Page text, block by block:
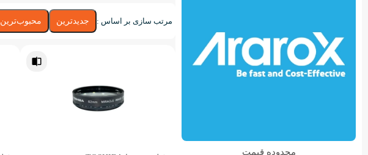
مرتب سازی بر اساس : جدیدترین محبوب‌ترین
محدوده قیمت